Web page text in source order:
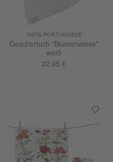
VISTA PORTUGUESE
Geschirrtuch "Blumenwiese"
weiß
22,95 €